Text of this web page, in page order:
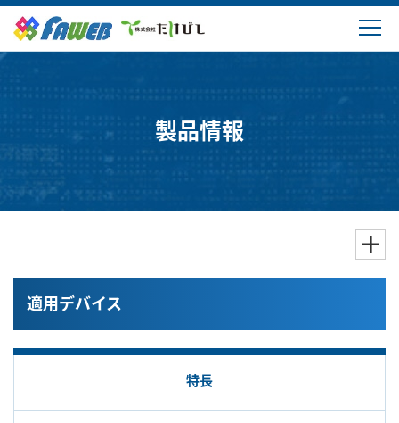
ダウンロード
ログイン・新規登録
製品情報
適用デバイス
特長